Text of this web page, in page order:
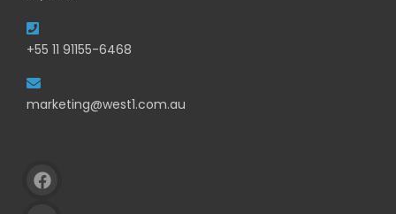
+55 11 91155-6468
marketing@west1.com.au